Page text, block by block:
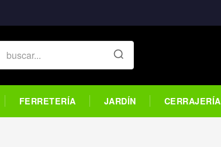
FERRETERÍA JARDÍN CERRAJERÍA